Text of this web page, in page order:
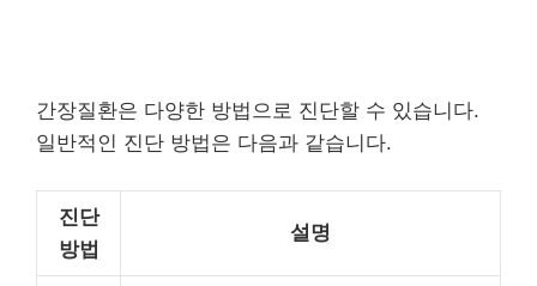
간장질환은 다양한 방법으로 진단할 수 있습니다.
일반적인 진단 방법은 다음과 같습니다.
진단
방법
설명